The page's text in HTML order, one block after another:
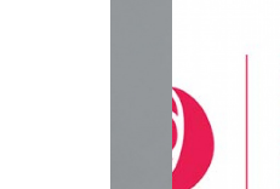
GROUPE INTER-